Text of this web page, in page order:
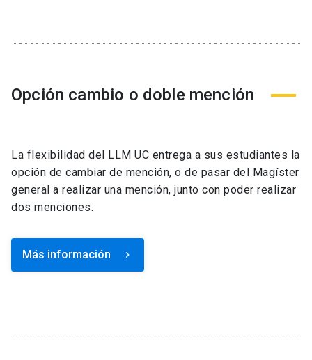
Opción cambio o doble mención
La flexibilidad del LLM UC entrega a sus estudiantes la
opción de cambiar de mención, o de pasar del Magíster
general a realizar una mención, junto con poder realizar
dos menciones.
Más información keyboard_arrow_right